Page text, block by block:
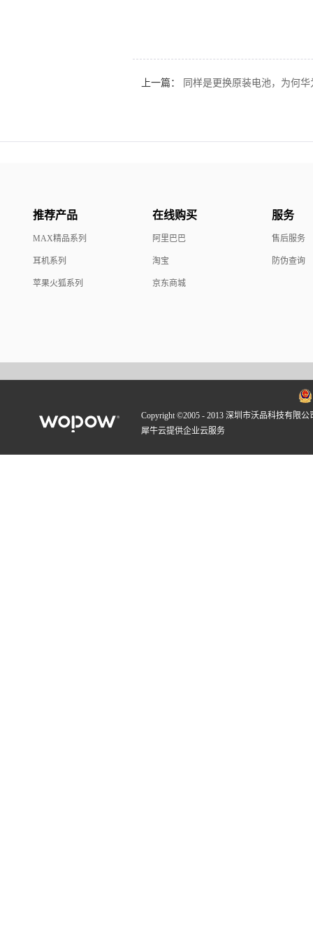
上一篇： 同样是更换原装电池，为何华
推荐产品
MAX精品系列
耳机系列
苹果火狐系列
在线购买
阿里巴巴
淘宝
京东商城
服务
售后服务
防伪查询
Copyright ©2005 - 2013 深圳市沃品科技有限公
犀牛云提供企业云服务